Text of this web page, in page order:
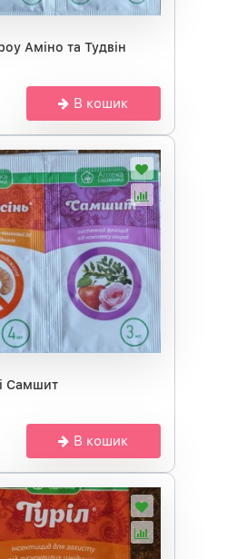
Аміно та Тудвін
В кошик
Самшит
В кошик